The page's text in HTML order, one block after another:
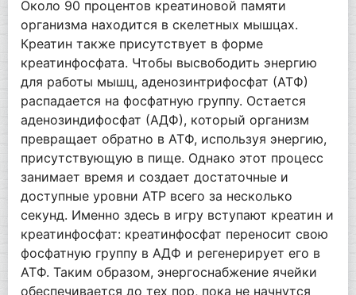
Около 90 процентов креатиновой памяти
организма находится в скелетных мышцах.
Креатин также присутствует в форме
креатинфосфата. Чтобы высвободить энергию
для работы мышц, аденозинтрифосфат (АТФ)
распадается на фосфатную группу. Остается
аденозиндифосфат (АДФ), который организм
превращает обратно в АТФ, используя энергию,
присутствующую в пище. Однако этот процесс
занимает время и создает достаточные и
доступные уровни ATP всего за несколько
секунд. Именно здесь в игру вступают креатин и
креатинфосфат: креатинфосфат переносит свою
фосфатную группу в АДФ и регенерирует его в
АТФ. Таким образом, энергоснабжение ячейки
обеспечивается до тех пор, пока не начнутся